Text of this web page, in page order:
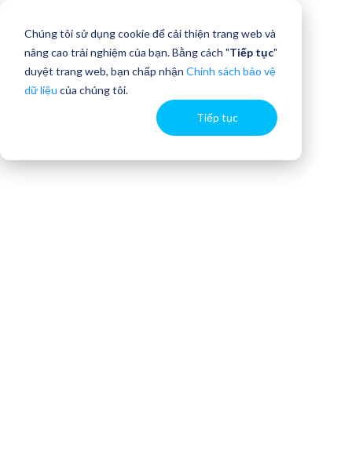
Chúng tôi sử dụng cookie để cải thiện trang web và
nâng cao trải nghiệm của bạn. Bằng cách "Tiếp tục"
duyệt trang web, bạn chấp nhận Chính sách bảo vệ
dữ liệu của chúng tôi.
Tiếp tục